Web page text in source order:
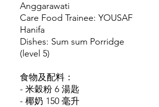
Anggarawati
Care Food Trainee: YOUSAF
Hanifa
Dishes: Sum sum Porridge
(level 5)
食物及配料：
- 米穀粉 6 湯匙
- 椰奶 150 毫升